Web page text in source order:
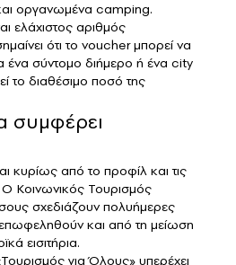
οργανωμένα camping.
ελάχιστος αριθμός
ότι το voucher μπορεί να
ένα σύντομο διήμερο ή ένα city
το διαθέσιμο ποσό της
συμφέρει
κυρίως από το προφίλ και τις
Κοινωνικός Τουρισμός
σχεδιάζουν πολυήμερες
και από τη μείωση
εισιτήρια.
για Όλους» υπερέχει